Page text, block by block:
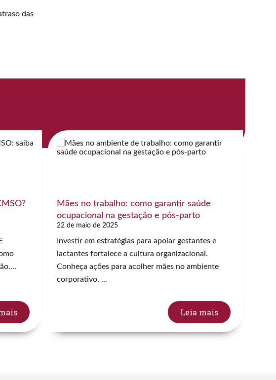
das
Mães no trabalho: como garantir saúde
ocupacional na gestação e pós-parto
22 de maio de 2025
Investir em estratégias para apoiar gestantes e
lactantes fortalece a cultura organizacional.
Conheça ações para acolher mães no ambiente
corporativo. ...
Leia mais